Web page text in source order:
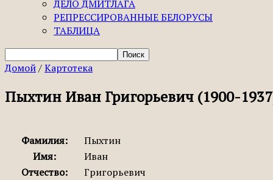
ДЕЛО ДМИТЛАГА
РЕПРЕССИРОВАННЫЕ БЕЛОРУСЫ
ТАБЛИЦА
Домой/Картотека
Пыхтин Иван Григорьевич (1900-
Фамилия:
Пыхтин
Имя:
Иван
Отчество:
Григорьевич